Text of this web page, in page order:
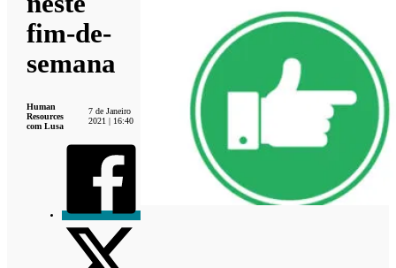
fim-de-
semana
Human
Resources
com Lusa
7 de Janeiro
2021 | 16:40